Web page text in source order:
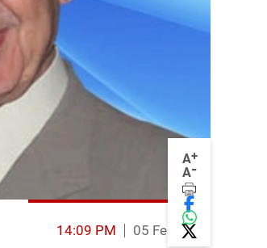
A+
A-
05 Feb 2014
14:09 PM